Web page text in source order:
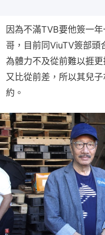
因為不滿TVB要他簽一
哥，目前同ViuTV簽部頭
為體力不及從前難以捱
又比從前差，所以其兒
約。